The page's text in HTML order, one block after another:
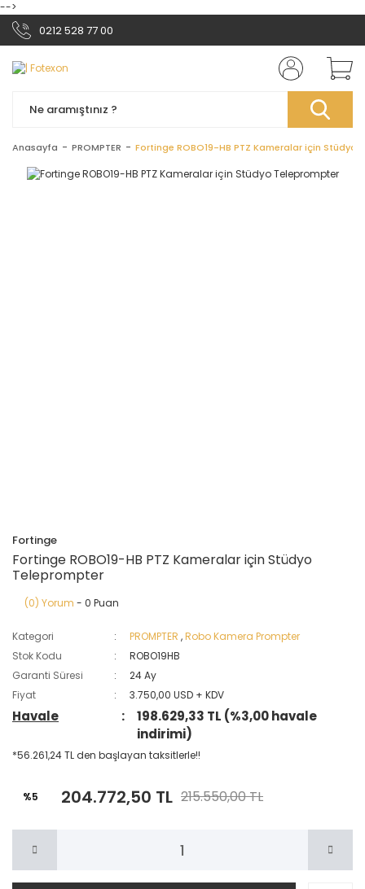
-->
0212 528 77 00
Anasayfa PROMPTER Fortinge ROBO19-HB PTZ Kameralar için Stüdyo
Fortinge
Fortinge ROBO19-HB PTZ Kameralar için Stüdyo
Teleprompter
(0) Yorum - 0 Puan
Kategori PROMPTER ,Robo Kamera Prompter
Stok Kodu
ROBO19HB
Garanti Süresi
24 Ay
Fiyat
3.750,00 USD + KDV
Havale
198.629,33 TL (%3,00 havale
indirimi)
*56.261,24 TL den başlayan taksitlerle!!
%5 204.772,50 TL 215.550,00 TL